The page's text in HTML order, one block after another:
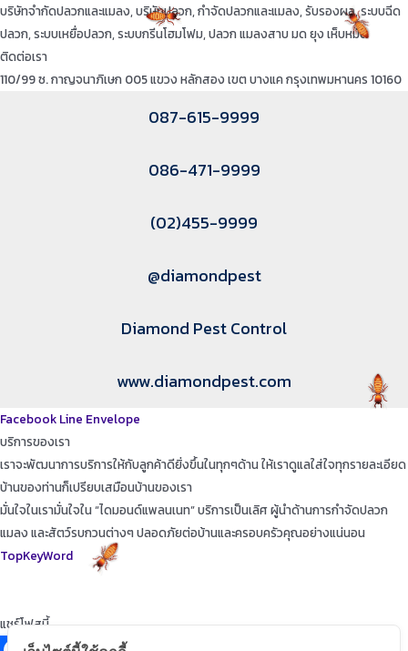
บริษัทจำกัดปลวกและแมลง, บริษัทปลวก, กำจัดปลวกและแมลง, รับรองผล, ระบบฉีด
ปลวก, ระบบเหยื่อปลวก, ระบบกรีนโฮมโฟม, ปลวก แมลงสาบ มด ยุง เห็บหมัด
ติดต่อเรา
110/99 ซ. กาญจนาภิเษก 005 แขวง หลักสอง เขต บางแค กรุงเทพมหานคร 10160
087-615-9999
086-471-9999
(02)455-9999
@diamondpest
Diamond Pest Control
www.diamondpest.com
Facebook Line Envelope
บริการของเรา
เราจะพัฒนาการบริการให้กับลูกค้าดียิ่งขึ้นในทุกๆด้าน ให้เราดูแลใส่ใจทุกรายละเอียด
บ้านของท่านก็เปรียบเสมือนบ้านของเรา
มั่นใจในเรามั่นใจใน “ไดมอนด์แพลนเนท” บริการเป็นเลิศ ผู้นำด้านการกำจัดปลวก
แมลง และสัตว์รบกวนต่างๆ ปลอดภัยต่อบ้านและครอบครัวคุณอย่างแน่นอน
TopKeyWord
แชร์โฟสนี้